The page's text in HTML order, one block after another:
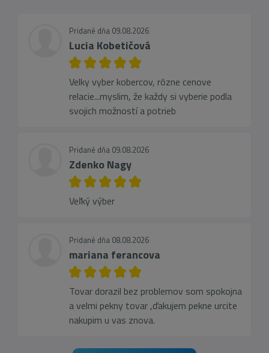
Pridané dňa 09.08.2026
Lucia Kobetičová
Velky vyber kobercov, rôzne cenove
relacie...myslim, že každy si vyberie podla
svojich možností a potrieb
Pridané dňa 09.08.2026
Zdenko Nagy
Veľký výber
Pridané dňa 08.08.2026
mariana ferancova
Tovar dorazil bez problemov som spokojna
a velmi pekny tovar ,ďakujem pekne urcite
nakupim u vas znova.